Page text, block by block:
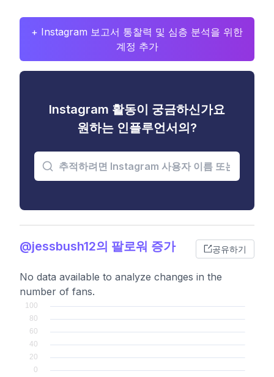
+ Instagram 보고서 통찰력 및 심층 분석을 위한
계정 추가
Instagram 활동이 궁금하신가요
원하는 인플루언서의?
@jessbush12의 팔로워 증가 공유하기
No data available to analyze changes in the
number of fans.